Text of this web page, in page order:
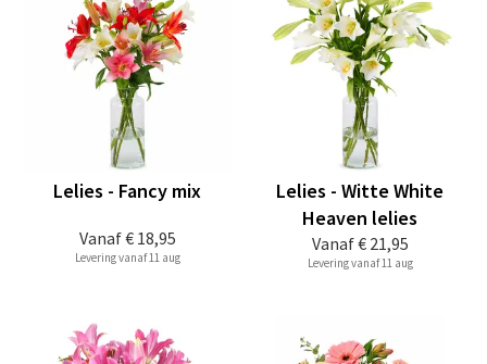
Vanaf€ 18,95
Lelies - Fancy mix
Levering vanaf 11 aug
Vanaf€ 21,95
Lelies - Witte White
Heaven lelies
Levering vanaf 11 aug